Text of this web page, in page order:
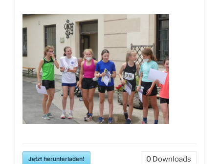
Jetzt herunterladen! 0 Downloads